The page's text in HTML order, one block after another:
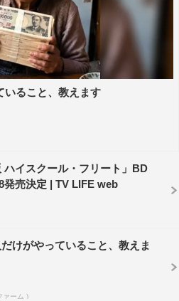
いること、教えます
ハイスクール・フリート」BD
発売決定 | TV LIFE web
けがやっていること、教えま
ァーム )